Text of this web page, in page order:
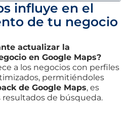
influye en el
de tu negocio
actualizar la
en Google Maps?
a los negocios con perfiles
permitiéndoles
de Google Maps, es
de búsqueda.